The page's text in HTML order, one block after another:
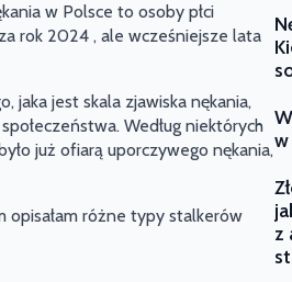
w Polsce to osoby płci
rok 2024 , ale wcześniejsze lata
jaka jest skala zjawiska nękania,
Według niektórych
już ofiarą uporczywego nękania,
opisałam różne typy stalkerów
w
z